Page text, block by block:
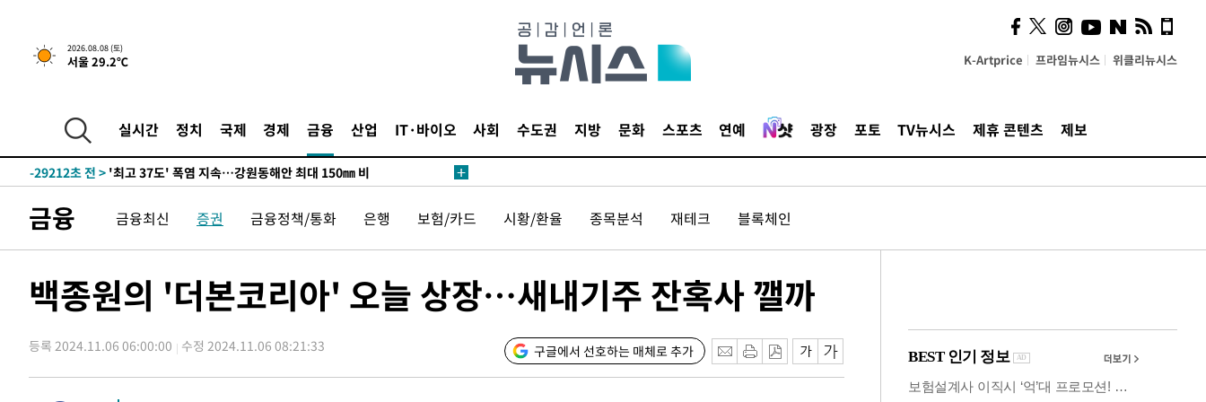
2026.08.08 (토)
서울 29.2℃ K-Artprice 프라임뉴시스 위클리뉴시스
실시간 정치 국제 경제 금융 산업 IT·바이오 사회 수도권 지방 문화 스포츠 연예 광장 포토 TV뉴시스 제휴 콘텐츠 제보
-22338초 전 >
-29212초 전 > '최고 37도' 폭염 지속…강원동해안 최대 150㎜ 비
-29212초 전 >
'최고 37도' 폭염 지속…강원동해안 최대 150㎜ 비
-22338초 전 >[속보]뉴욕증시 상승 마감…S&P 0.6% 나스닥 1.3%↑
금융 금융최신 증권 금융정책/통화 은행 보험/카드 시황/환율 종목분석 재테크 블록체인
백종원의 '더본코리아' 오늘 상장…새내기주 잔혹사 깰까
등록 2024.11.06 06:00:00 수정 2024.11.06 08:21:33 구글에서 선호하는 매체로 추가
시, 스마트폰 액세서리에
NFC 더했다